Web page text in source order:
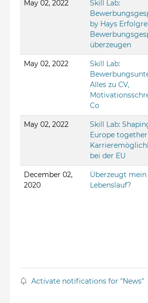
May 02, 2022
Skill Lab:
by Hays
überzeugen
May 02, 2022
Skill Lab:
Alles zu CV,
Co
May 02, 2022
Skill Lab:
Europe
bei der EU
December 02,
2020
Überzeugt mein
Lebenslauf?
Activate notifications for "News"